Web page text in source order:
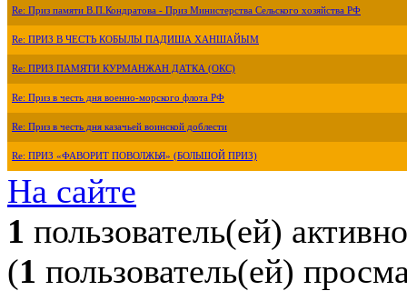
Re: Приз памяти В.П.Кондратова - Приз Министерства Сельского хозяйства РФ
Re: ПРИЗ В ЧЕСТЬ КОБЫЛЫ ПАДИША ХАНШАЙЫМ
Re: ПРИЗ ПАМЯТИ КУРМАНЖАН ДАТКА (ОКС)
Re: Приз в честь дня военно-морского флота РФ
Re: Приз в честь дня казачьей воинской доблести
Re: ПРИЗ «ФАВОРИТ ПОВОЛЖЬЯ» (БОЛЬШОЙ ПРИЗ)
На сайте
1 пользователь(ей) активно
(1 пользователь(ей)